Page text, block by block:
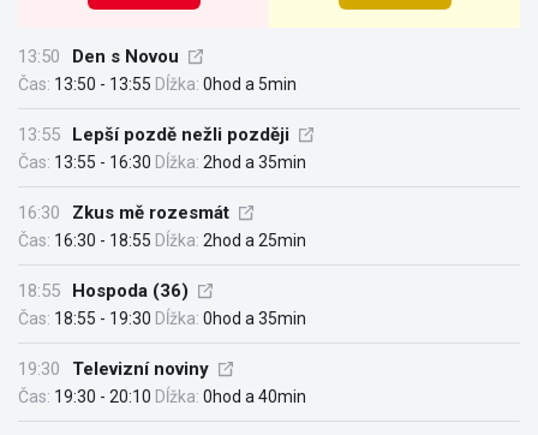
13:50 Den s Novou
Čas: 13:50 - 13:55 Dĺžka: 0hod a 5min
13:55 Lepší pozdě nežli později
Čas: 13:55 - 16:30 Dĺžka: 2hod a 35min
16:30 Zkus mě rozesmát
Čas: 16:30 - 18:55 Dĺžka: 2hod a 25min
18:55 Hospoda (36)
Čas: 18:55 - 19:30 Dĺžka: 0hod a 35min
19:30 Televizní noviny
Čas: 19:30 - 20:10 Dĺžka: 0hod a 40min